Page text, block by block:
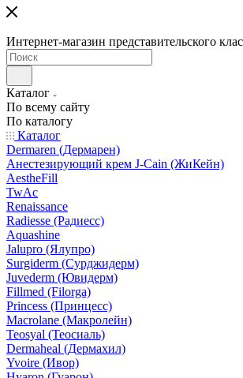
Интернет-магазин представительского
Каталог
По всему сайту
По каталогу
Каталог
Dermaren (Дермарен)
Анестезирующий крем J-Cain (ЖиКейн)
AestheFill
TwAc
Renaissance
Radiesse (Радиесс)
Aquashine
Jalupro (Ялупро)
Surgiderm (Сурджидерм)
Juvederm (Ювидерм)
Fillmed (Filorga)
Princess (Принцесс)
Macrolane (Макролейн)
Teosyal (Теосиаль)
Dermaheal (Дермахил)
Yvoire (Ивор)